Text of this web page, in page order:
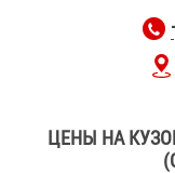
ЦЕНЫ НА